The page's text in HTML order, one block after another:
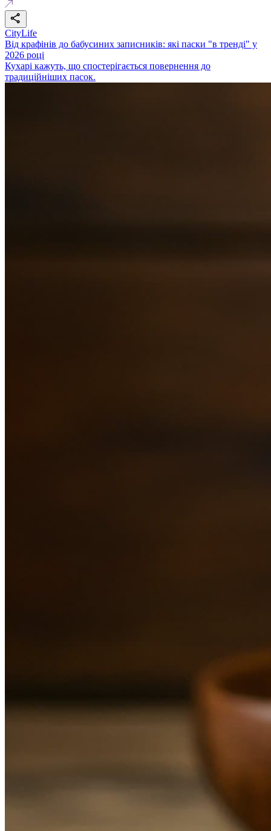
CityLife
Від крафінів до бабусиних записників: які паски "в тренді" у
2026 році
Кухарі кажуть, що спостерігається повернення до
традиційніших пасок.